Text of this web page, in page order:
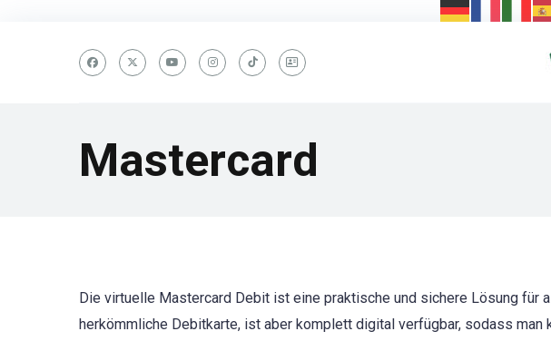
Mastercard
Die virtuelle Mastercard Debit ist eine praktische und sichere Lösung
herkömmliche Debitkarte, ist aber komplett digital verfügbar, sodass